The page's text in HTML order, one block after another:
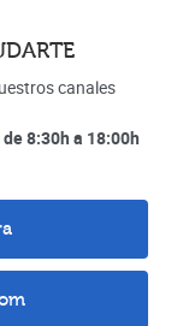
canales
8:30h a 18:00h